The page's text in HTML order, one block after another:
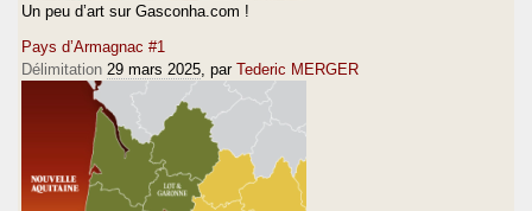
Un peu d’art sur Gasconha.com !
Pays d’Armagnac #1
Délimitation 29 mars 2025 , par Tederic MERGER